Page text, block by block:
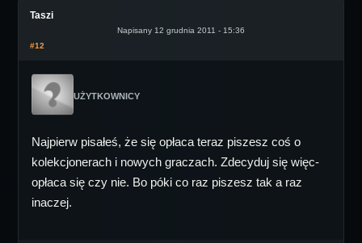
Taszi
Napisany 12 grudnia 2011 - 15:36
#12
UŻYTKOWNICY
Najpierw pisałeś, że się opłaca teraz piszesz coś o
kolekcjonerach i nowych graczach. Zdecyduj się więc-
opłaca się czy nie. Bo póki co raz piszesz tak a raz
inaczej.